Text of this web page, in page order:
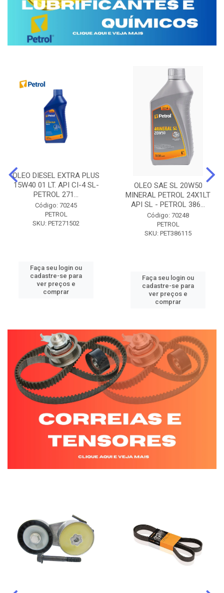
OLEO DIESEL EXTRA PLUS
15W40 01 LT. API CI-4 SL-
PETROL 271...
Código: 70245
PETROL
SKU: PET271502
Faça seu login ou
cadastre-se para
ver preços e
comprar
OLEO SAE SL 20W50
MINERAL PETROL 24X1LT
API SL - PETROL 386...
Código: 70248
PETROL
SKU: PET386115
Faça seu login ou
cadastre-se para
ver preços e
comprar